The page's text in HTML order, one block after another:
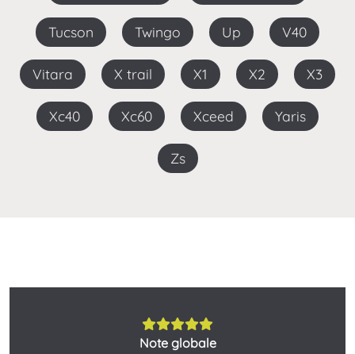
Tucson Twingo Up V40
Vitara X trail X1 X2 X3
Xc40 Xc60 Xceed Yaris
Zs
Note globale